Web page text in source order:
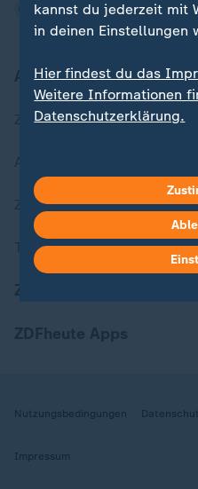
Aktuell bei ZDFheute
Zuletzt veröffentlicht
ZDFheute Stories
Themen im Überblick
Nutzungsbedingungen
Impressum
kannst du jederzeit mit
in deinen Einstellungen
Hier findest du das
Weitere Informationen
Datenschutzerklärung.